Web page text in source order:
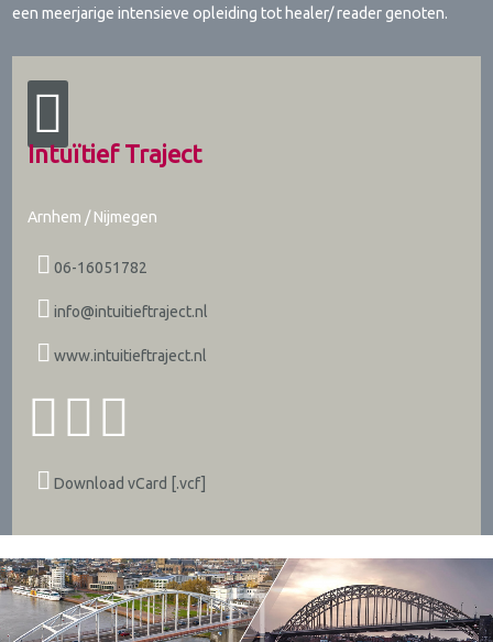
een meerjarige intensieve opleiding tot healer/ reader genoten.
Intuïtief Traject
Arnhem / Nijmegen
06-16051782
info@intuitieftraject.nl
www.intuitieftraject.nl
Download vCard [.vcf]